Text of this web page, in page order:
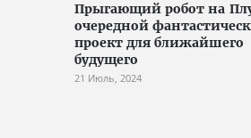
Прыгающий робот на
очередной
проект для ближайшего
будущего
21 Июль, 2024